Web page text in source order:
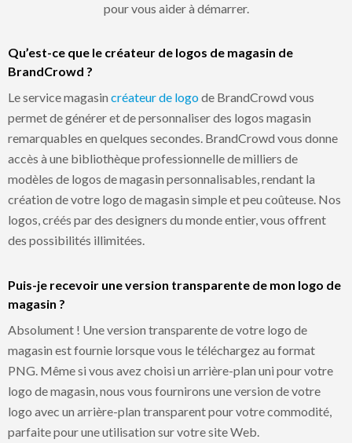
pour vous aider à démarrer.
Qu’est-ce que le créateur de logos de magasin de
BrandCrowd ?
Le service magasin créateur de logode BrandCrowd vous
permet de générer et de personnaliser des logos magasin
remarquables en quelques secondes. BrandCrowd vous donne
accès à une bibliothèque professionnelle de milliers de
modèles de logos de magasin personnalisables, rendant la
création de votre logo de magasin simple et peu coûteuse. Nos
logos, créés par des designers du monde entier, vous offrent
des possibilités illimitées.
Puis-je recevoir une version transparente de mon logo de
magasin ?
Absolument ! Une version transparente de votre logo de
magasin est fournie lorsque vous le téléchargez au format
PNG. Même si vous avez choisi un arrière-plan uni pour votre
logo de magasin, nous vous fournirons une version de votre
logo avec un arrière-plan transparent pour votre commodité,
parfaite pour une utilisation sur votre site Web.